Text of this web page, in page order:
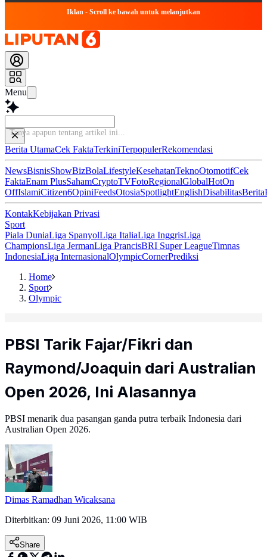
Iklan - Scroll ke bawah untuk melanjutkan
Menu
Tanya ap
Berita UtamaCek FaktaTerkiniTerpopulerRekomendasi
NewsBisnisShowBizBolaLifestyleKesehatanTeknoOtomotifCek
FaktaEnam PlusSahamCryptoTVFotoRegionalGlobalHotOn
OffIslamiCitizen6OpiniFeedsOtosiaSpotlightEnglishDisabilitasBerita
KontakKebijakan Privasi
Sport
Piala DuniaLiga SpanyolLiga ItaliaLiga InggrisLiga
ChampionsLiga JermanLiga PrancisBRI Super LeagueTimnas
IndonesiaLiga InternasionalOlympicCornerPrediksi
Home
Sport
Olympic
PBSI Tarik Fajar/Fikri dan
Raymond/Joaquin dari Australian
Open 2026, Ini Alasannya
PBSI menarik dua pasangan ganda putra terbaik Indonesia dari
Australian Open 2026.
Dimas Ramadhan Wicaksana
Diterbitkan: 09 Juni 2026, 11:00 WIB
Share